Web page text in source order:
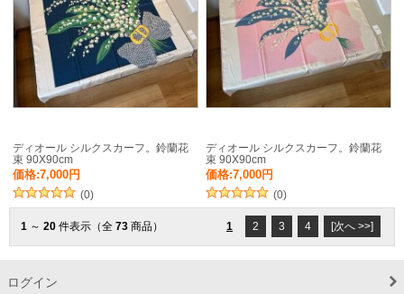
ディオール シルクスカーフ。鈴蘭花
束 90X90cm
価格:7,000円
(0)
ディオール シルクスカーフ。鈴蘭花
束 90X90cm
価格:7,000円
(0)
1 ～ 20 件表示（全 73 商品） 1 2 3 4 [次へ >>]
ログイン